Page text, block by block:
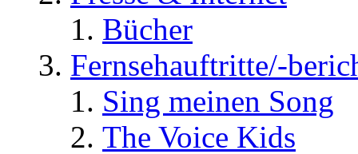
Bücher
Fernsehauftritte/-
Sing meinen Song
The Voice Kids